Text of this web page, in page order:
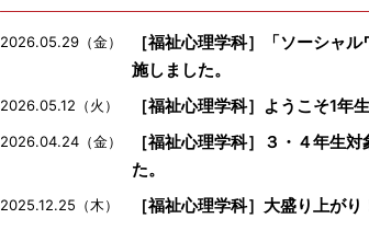
2026.05.29（金）
［福祉心理学科］「ソーシャ
施しました。
2026.05.12（火） ［福祉心理学科］ようこそ1年
2026.04.24（金）
［福祉心理学科］３・４年生
た。
2025.12.25（木） ［福祉心理学科］大盛り上が